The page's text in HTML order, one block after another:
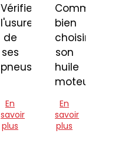
Vérifier
l'usure
de
ses
pneus
En
savoir
plus
Comment
bien
choisir
son
huile
moteur
En
savoir
plus